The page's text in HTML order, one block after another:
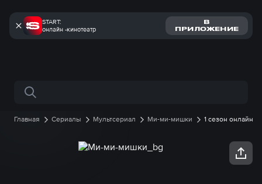
START:
онлайн -кинотеатр
В
ПРИЛОЖЕНИЕ
Поиск по сайту
Главная Сериалы Мультсериал Ми-ми-мишки 1 сезон онлайн